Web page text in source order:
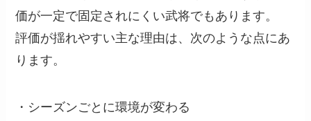
価が一定で固定されにくい武将でもあります。
評価が揺れやすい主な理由は、次のような点にあ
ります。
・シーズンごとに環境が変わる